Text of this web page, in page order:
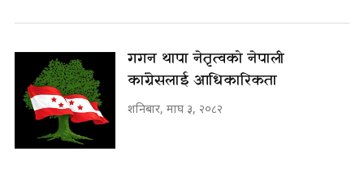
गगन थापा नेतृत्वको नेपाली
कांग्रेसलाई आधिकारिकता
शनिबार, माघ ३, २०८२